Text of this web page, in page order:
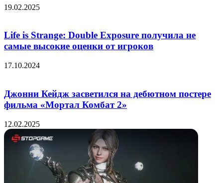
19.02.2025
Life is Strange: Double Exposure получила не
самые высокие оценки от игроков
17.10.2024
Джонни Кейдж засветился на дебютном постере
фильма «Мортал Комбат 2»
12.02.2025